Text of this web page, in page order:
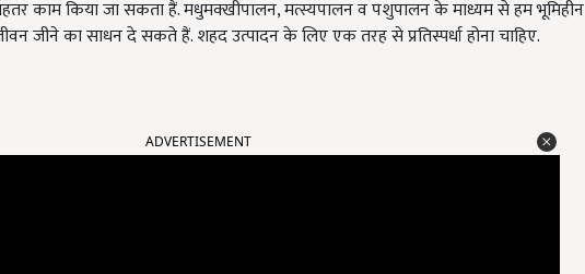
काम किया जा सकता हैं. मधुमक्खीपालन, मत्स्यपालन व पशुपालन के माध्यम से हम भूमिहीन
जीने का साधन दे सकते हैं. शहद उत्पादन के लिए एक तरह से प्रतिस्पर्धा होना चाहिए.